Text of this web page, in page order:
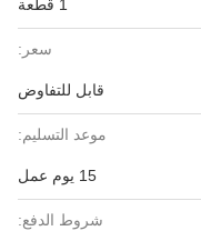
سعر:
قابل للتفاوض
موعد التسليم:
15 يوم عمل
شروط الدفع: